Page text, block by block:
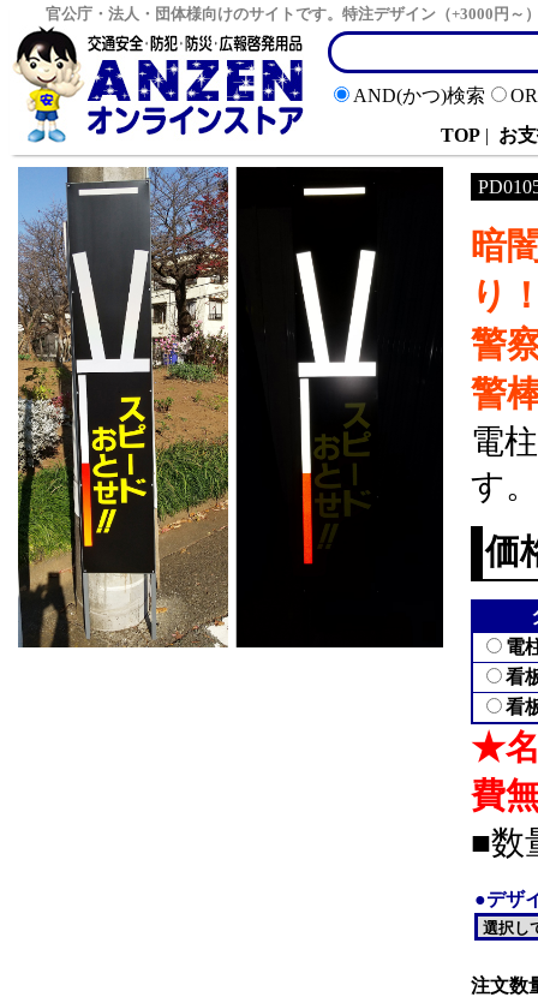
官公庁・法人・団体様向けのサイトです。特注デザイン（+3000円
AND(かつ)検索
TOP | お
暗
り
警
警
電
す。
価
電
看
看
★名
費
■数
●デザ
注文数